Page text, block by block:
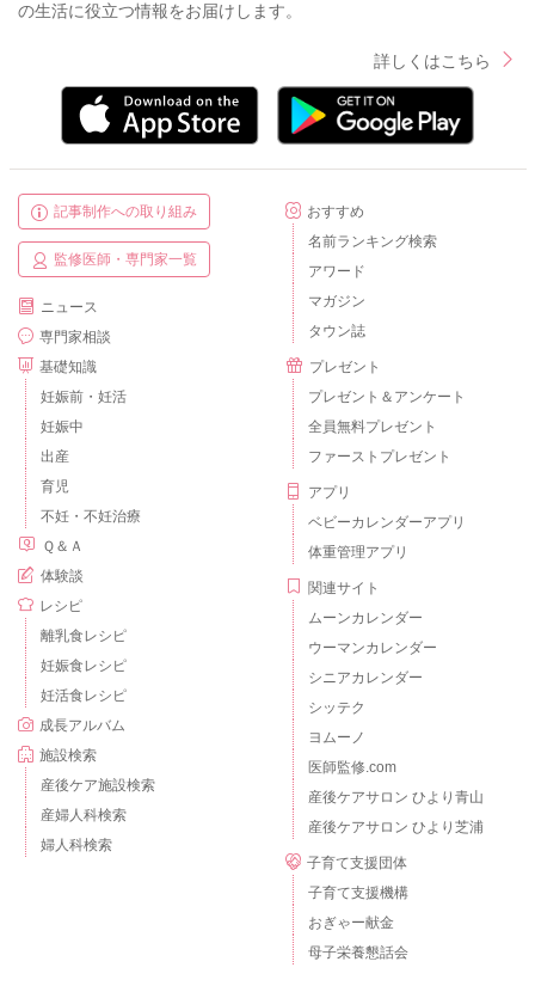
の生活に役立つ情報をお届けします。
詳しくはこちら
記事制作への取り組み
監修医師・専門家一覧
ニュース
専門家相談
基礎知識
妊娠前・妊活
妊娠中
出産
育児
不妊・不妊治療
Ｑ＆Ａ
体験談
レシピ
離乳食レシピ
妊娠食レシピ
妊活食レシピ
成長アルバム
施設検索
産後ケア施設検索
産婦人科検索
婦人科検索
おすすめ
名前ランキング検索
アワード
マガジン
タウン誌
プレゼント
プレゼント＆アンケート
全員無料プレゼント
ファーストプレゼント
アプリ
ベビーカレンダーアプリ
体重管理アプリ
関連サイト
ムーンカレンダー
ウーマンカレンダー
シニアカレンダー
シッテク
ヨムーノ
医師監修.com
産後ケアサロン ひより青山
産後ケアサロン ひより芝浦
子育て支援団体
子育て支援機構
おぎゃー献金
母子栄養懇話会